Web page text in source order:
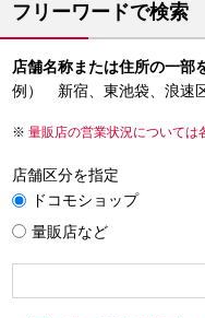
フリーワードで検索
店舗名称または住所の一部
例） 新宿、東池袋、浪速
量販店の営業状況については
店舗区分を指定
ドコモショップ
量販店など